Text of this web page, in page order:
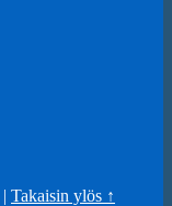
| Takaisin ylös ↑